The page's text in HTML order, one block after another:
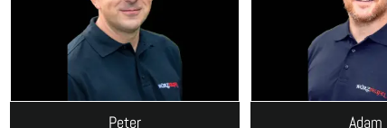
Peter Adam